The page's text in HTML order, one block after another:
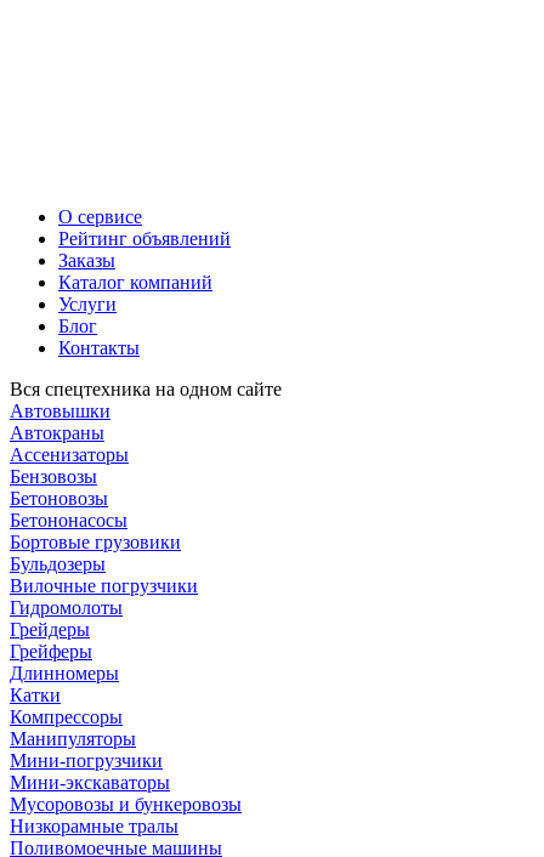
О сервисе
Рейтинг объявлений
Заказы
Каталог компаний
Услуги
Блог
Контакты
Вся спецтехника на одном сайте
Автовышки
Автокраны
Ассенизаторы
Бензовозы
Бетоновозы
Бетононасосы
Бортовые грузовики
Бульдозеры
Вилочные погрузчики
Гидромолоты
Грейдеры
Грейферы
Длинномеры
Катки
Компрессоры
Манипуляторы
Мини-погрузчики
Мини-экскаваторы
Мусоровозы и бункеровозы
Низкорамные тралы
Поливомоечные машины